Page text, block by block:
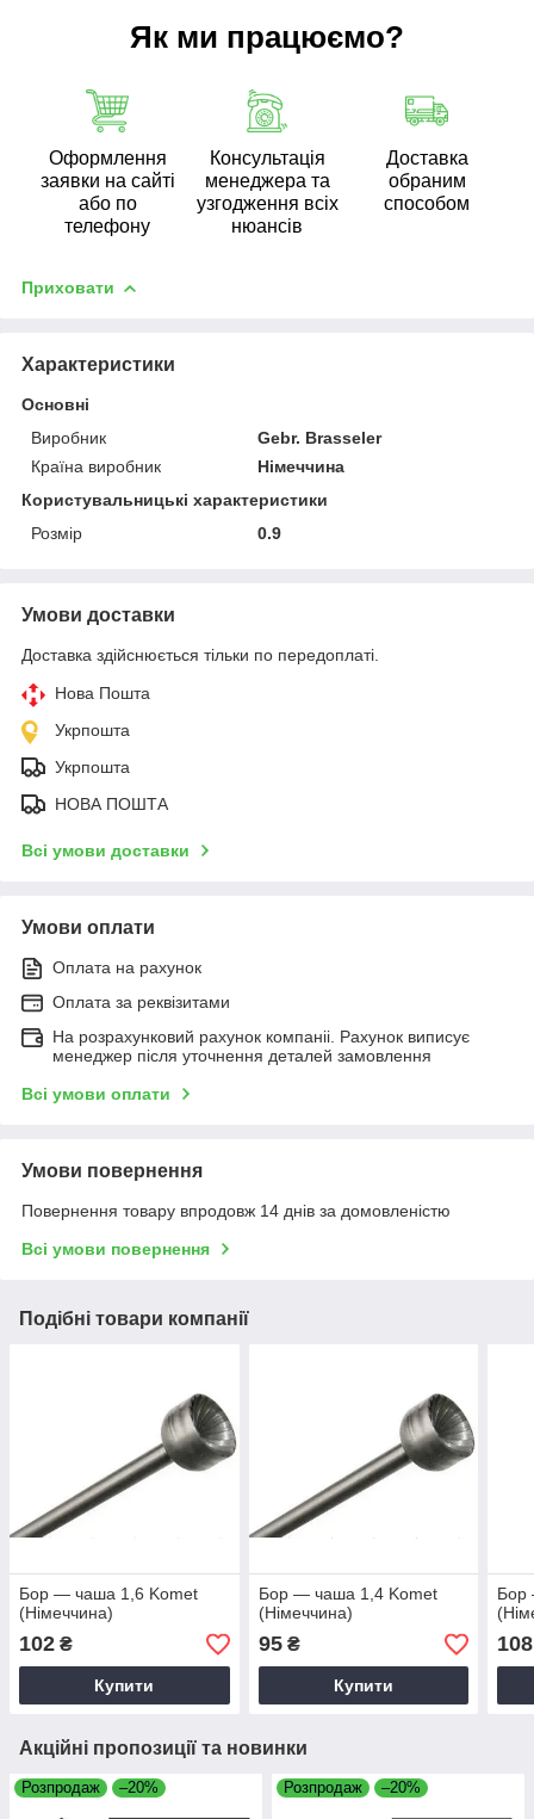
Як ми працюємо?
Оформлення
заявки на сайті
або по
телефону
Консультація
менеджера та
узгодження всіх
нюансів
Доставка
обраним
способом
Приховати
Характеристики
Основні
Виробник
Gebr. Brasseler
Країна виробник
Німеччина
Користувальницькі характеристики
Розмір
0.9
Умови доставки
Доставка здійснюється тільки по передоплаті.
Нова Пошта
Укрпошта
Укрпошта
НОВА ПОШТА
Всі умови доставки
Умови оплати
Оплата на рахунок
Оплата за реквізитами
На розрахунковий рахунок компаніі. Рахунок виписує
менеджер після уточнення деталей замовлення
Всі умови оплати
Умови повернення
Повернення товару впродовж 14 днів за домовленістю
Всі умови повернення
Подібні товари компанії
Бор — чаша 1,6 Komet
(Німеччина)
102 ₴
Купити
Бор — чаша 1,4 Komet
(Німеччина)
95₴
Купити
Бор
108
Акційні пропозиції та новинки
Розпродаж –20% Розпродаж –20%